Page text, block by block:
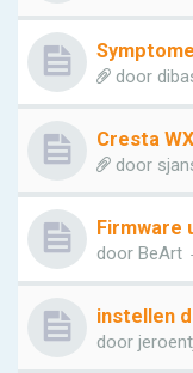
door
Cresta
door
Firmware
door BeArt
instellen
door